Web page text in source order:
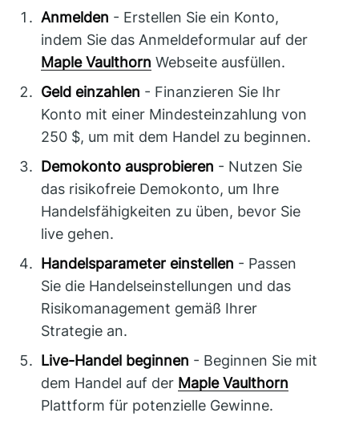
Anmelden - Erstellen Sie ein Konto,
indem Sie das Anmeldeformular auf der
Maple Vaulthorn Webseite ausfüllen.
Geld einzahlen - Finanzieren Sie Ihr
Konto mit einer Mindesteinzahlung von
250 $, um mit dem Handel zu beginnen.
Demokonto ausprobieren - Nutzen Sie
das risikofreie Demokonto, um Ihre
Handelsfähigkeiten zu üben, bevor Sie
live gehen.
Handelsparameter einstellen - Passen
Sie die Handelseinstellungen und das
Risikomanagement gemäß Ihrer
Strategie an.
Live-Handel beginnen - Beginnen Sie mit
dem Handel auf der Maple Vaulthorn
Plattform für potenzielle Gewinne.